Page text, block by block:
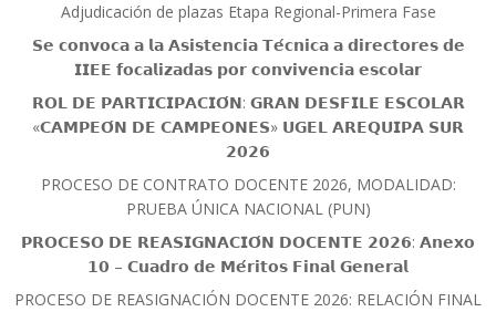
Adjudicación de plazas Etapa Regional-Primera Fase
𝗦𝗲 𝗰𝗼𝗻𝘃𝗼𝗰𝗮 𝗮 𝗹𝗮 𝗔𝘀𝗶𝘀𝘁𝗲𝗻𝗰𝗶𝗮 𝗧𝗲́𝗰𝗻𝗶𝗰𝗮 𝗮 𝗱𝗶𝗿𝗲𝗰𝘁𝗼𝗿𝗲𝘀 𝗱𝗲
𝗜𝗜𝗘𝗘 𝗳𝗼𝗰𝗮𝗹𝗶𝘇𝗮𝗱𝗮𝘀 𝗽𝗼𝗿 𝗰𝗼𝗻𝘃𝗶𝘃𝗲𝗻𝗰𝗶𝗮 𝗲𝘀𝗰𝗼𝗹𝗮𝗿
𝗥𝗢𝗟 𝗗𝗘 𝗣𝗔𝗥𝗧𝗜𝗖𝗜𝗣𝗔𝗖𝗜𝗢́𝗡: 𝗚𝗥𝗔𝗡 𝗗𝗘𝗦𝗙𝗜𝗟𝗘 𝗘𝗦𝗖𝗢𝗟𝗔𝗥
«𝗖𝗔𝗠𝗣𝗘𝗢́𝗡 𝗗𝗘 𝗖𝗔𝗠𝗣𝗘𝗢𝗡𝗘𝗦» 𝗨𝗚𝗘𝗟 𝗔𝗥𝗘𝗤𝗨𝗜𝗣𝗔 𝗦𝗨𝗥
𝟮𝟬𝟮𝟲
PROCESO DE CONTRATO DOCENTE 2026, MODALIDAD:
PRUEBA ÚNICA NACIONAL (PUN)
𝗣𝗥𝗢𝗖𝗘𝗦𝗢 𝗗𝗘 𝗥𝗘𝗔𝗦𝗜𝗚𝗡𝗔𝗖𝗜𝗢́𝗡 𝗗𝗢𝗖𝗘𝗡𝗧𝗘 𝟮𝟬𝟮𝟲: 𝗔𝗻𝗲𝘅𝗼
𝟭𝟬 – 𝗖𝘂𝗮𝗱𝗿𝗼 𝗱𝗲 𝗠𝗲́𝗿𝗶𝘁𝗼𝘀 𝗙𝗶𝗻𝗮𝗹 𝗚𝗲𝗻𝗲𝗿𝗮𝗹
PROCESO DE REASIGNACIÓN DOCENTE 2026: RELACIÓN FINAL